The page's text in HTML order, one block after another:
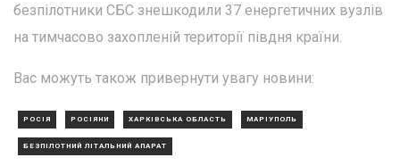
безпілотники СБС знешкодили 37 енергетичних вузлів
на тимчасово захопленій території півдня країни.
Вас можуть також привернути увагу новини:
РОСІЯ РОСІЯНИ ХАРКІВСЬКА ОБЛАСТЬ МАРІУПОЛЬ
БЕЗПІЛОТНИЙ ЛІТАЛЬНИЙ АПАРАТ